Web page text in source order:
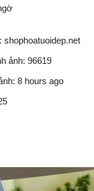
shophoatuoidep.net
ảnh: 96619
8 hours ago